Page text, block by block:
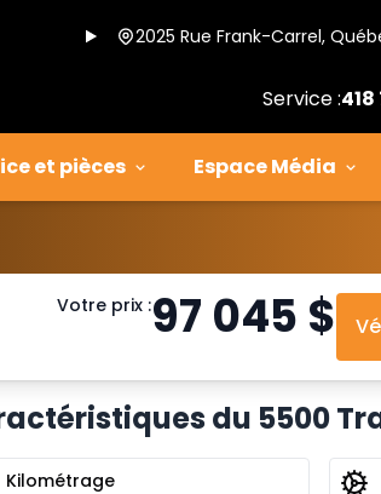
2025 Rue Frank-Carrel,
Service :
et pièces Espace Média
Votre prix :97 045 $
du 5500
Kilométrage